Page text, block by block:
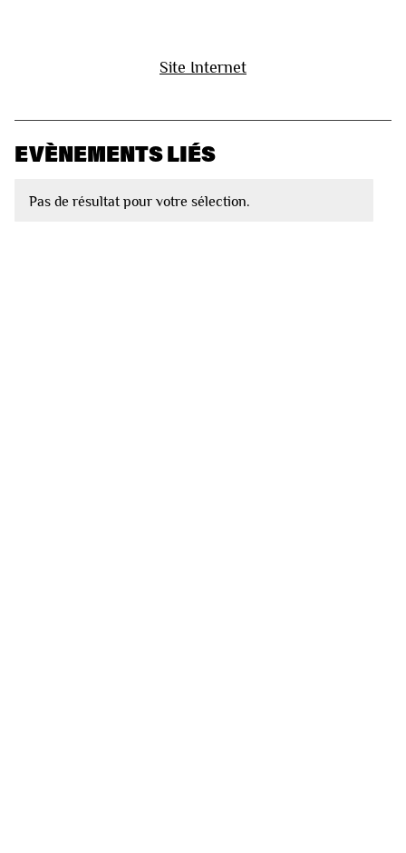
Site Internet
EVÈNEMENTS LIÉS
Pas de résultat pour votre sélection.